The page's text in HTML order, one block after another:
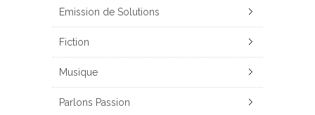
Emission de Solutions
Fiction
Musique
Parlons Passion